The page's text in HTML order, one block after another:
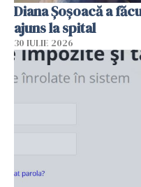
Diana Șoșoacă a
ajuns la spital
30 IULIE 2026